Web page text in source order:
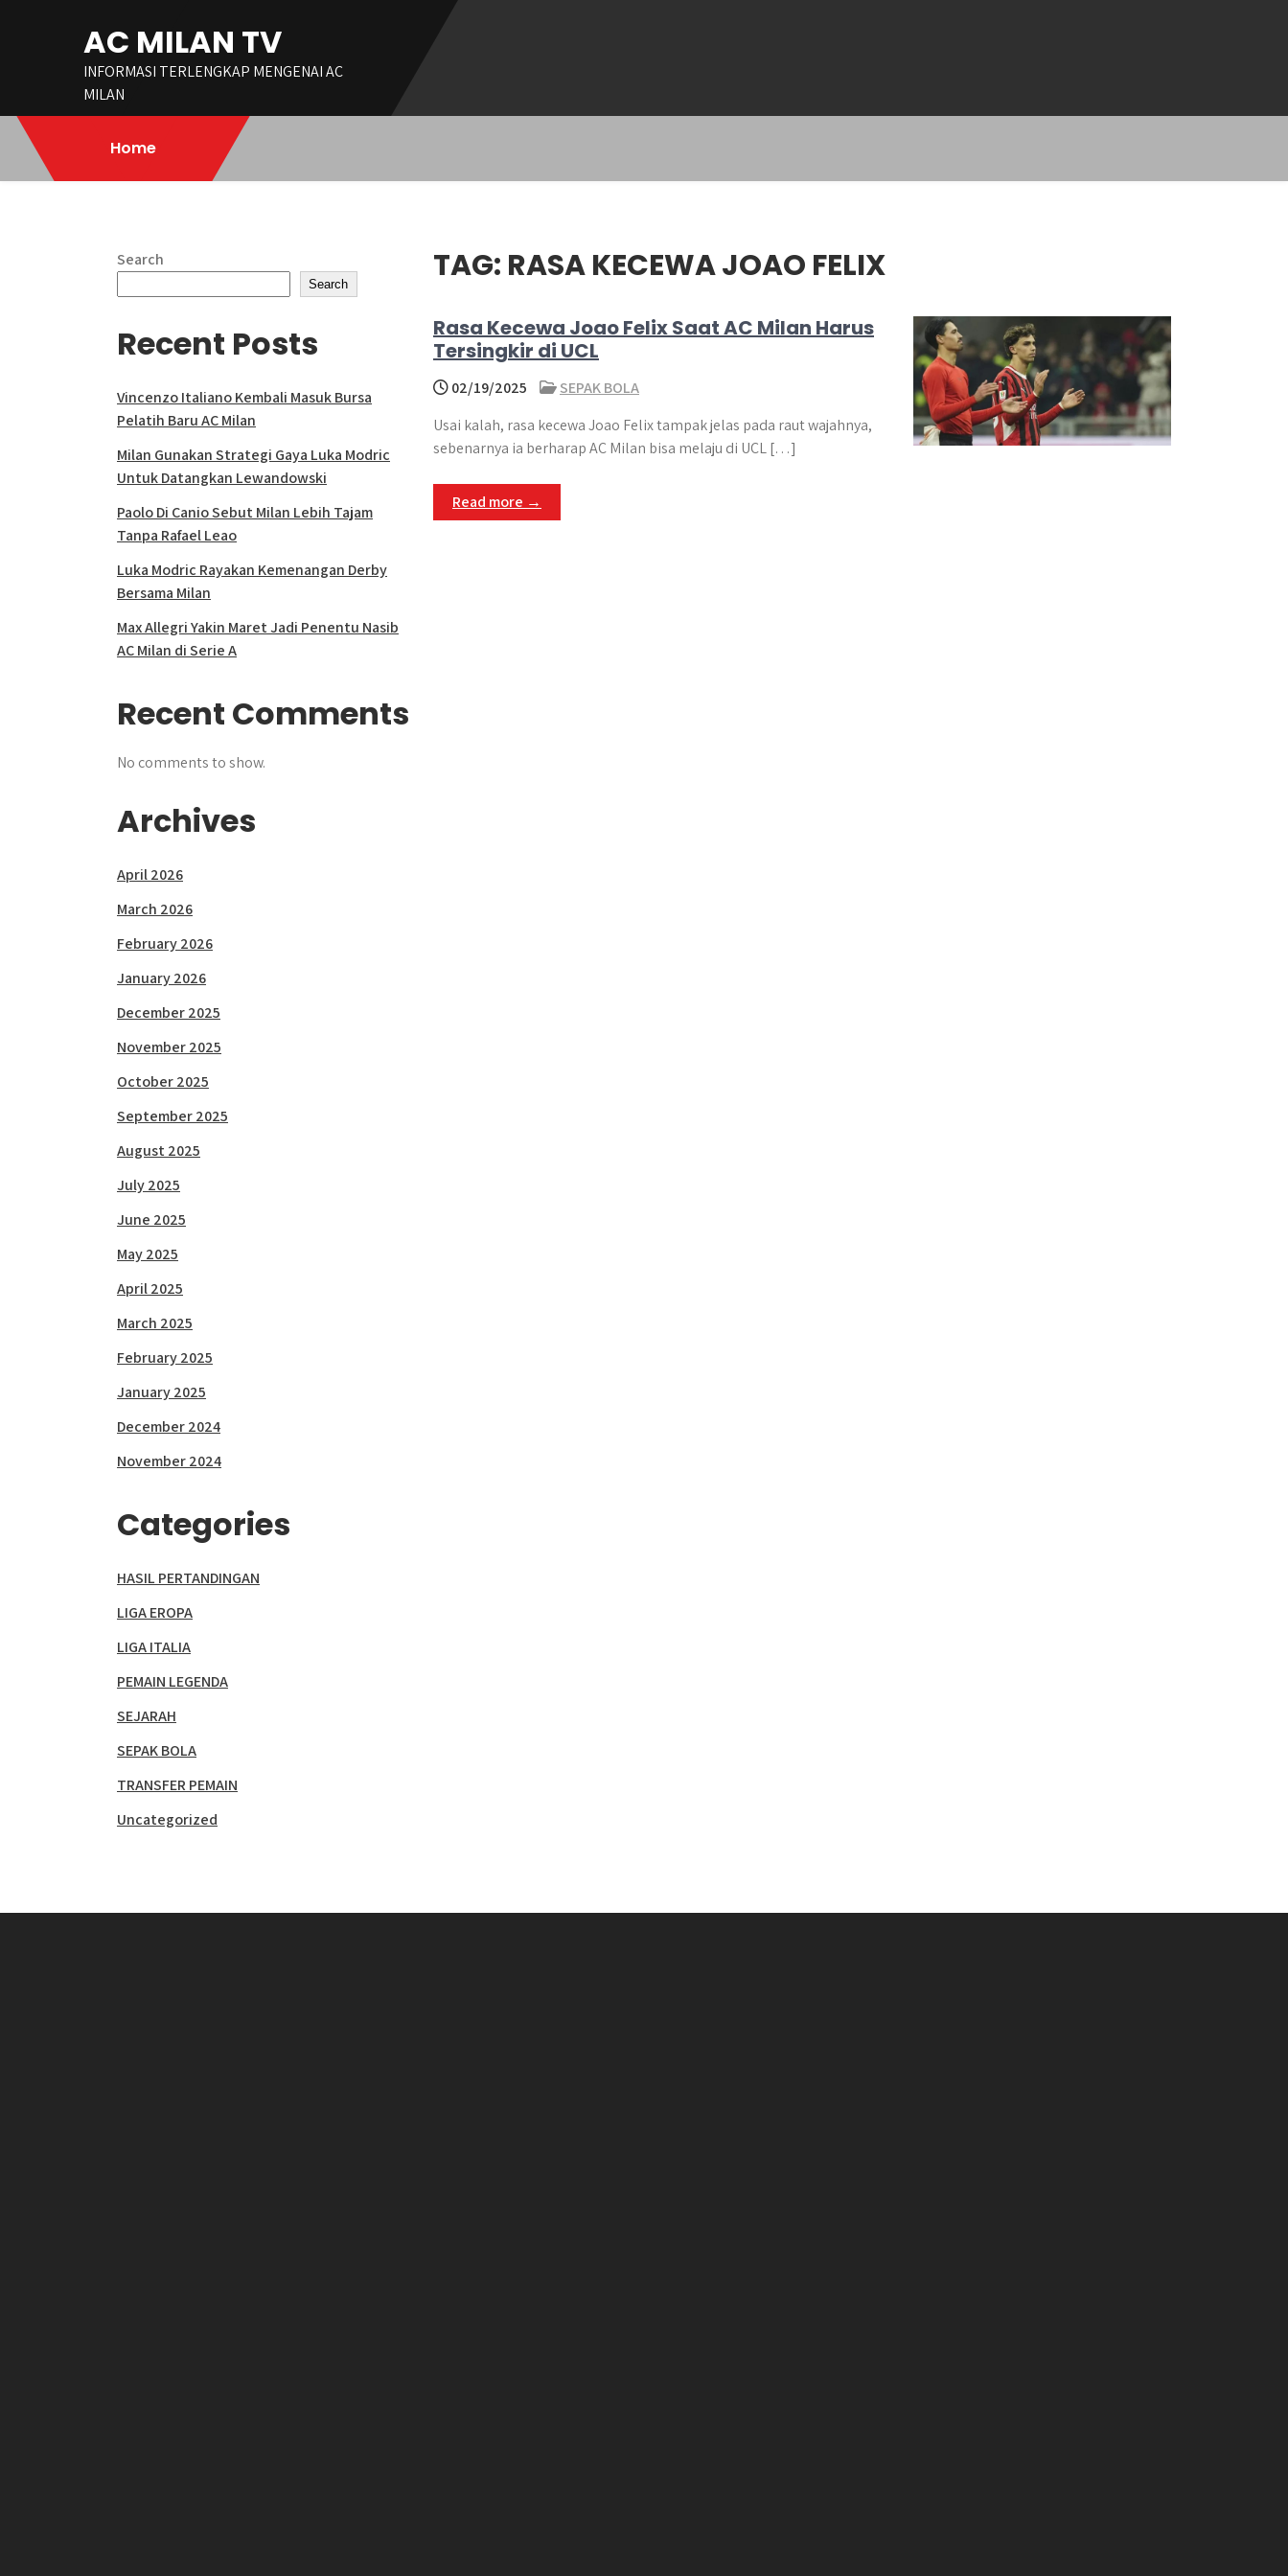
AC MILAN TV
INFORMASI TERLENGKAP MENGENAI AC
MILAN
Home
TAG: RASA KECEWA JOAO FELIX
Rasa Kecewa Joao Felix Saat AC Milan Harus
Tersingkir di UCL
02/19/2025
SEPAK BOLA
Usai kalah, rasa kecewa Joao Felix tampak jelas pada raut wajahnya,
sebenarnya ia berharap AC Milan bisa melaju di UCL […]
Read more →
Search
Search
Recent Posts
Vincenzo Italiano Kembali Masuk Bursa
Pelatih Baru AC Milan
Milan Gunakan Strategi Gaya Luka Modric
Untuk Datangkan Lewandowski
Paolo Di Canio Sebut Milan Lebih Tajam
Tanpa Rafael Leao
Luka Modric Rayakan Kemenangan Derby
Bersama Milan
Max Allegri Yakin Maret Jadi Penentu Nasib
AC Milan di Serie A
Recent Comments
No comments to show.
Archives
April 2026
March 2026
February 2026
January 2026
December 2025
November 2025
October 2025
September 2025
August 2025
July 2025
June 2025
May 2025
April 2025
March 2025
February 2025
January 2025
December 2024
November 2024
Categories
HASIL PERTANDINGAN
LIGA EROPA
LIGA ITALIA
PEMAIN LEGENDA
SEJARAH
SEPAK BOLA
TRANSFER PEMAIN
Uncategorized